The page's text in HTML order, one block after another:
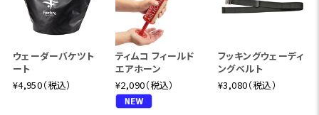
ウェーダーバケツト
ート
¥4,950（税込）
ティムコ フィールド
エアホーン
¥2,090（税込）
フッキングウェーディ
ングベルト
¥3,080（税込）